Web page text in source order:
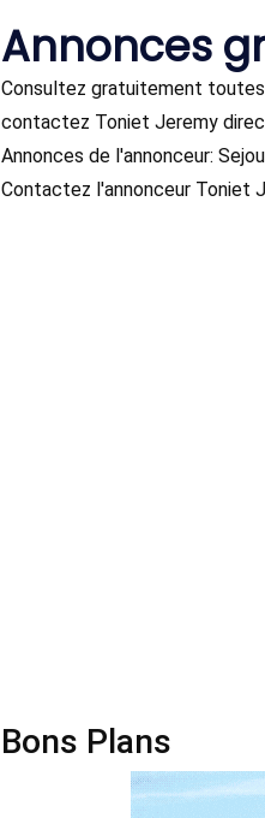
Annonces
Consultez gratuitement
contactez Toniet Jeremy
Annonces de l'annonceur:
Contactez l'annonceur Toniet
Bons Plans